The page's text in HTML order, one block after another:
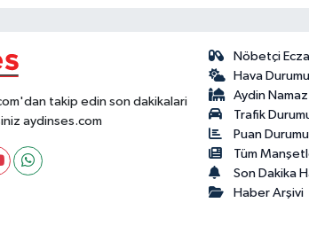
takip edin son dakikalari
aydinses.com
Nöbetçi
Hava Durumu
Aydin
Trafik
Puan
Tüm
Son Dakika
Haber Arşivi